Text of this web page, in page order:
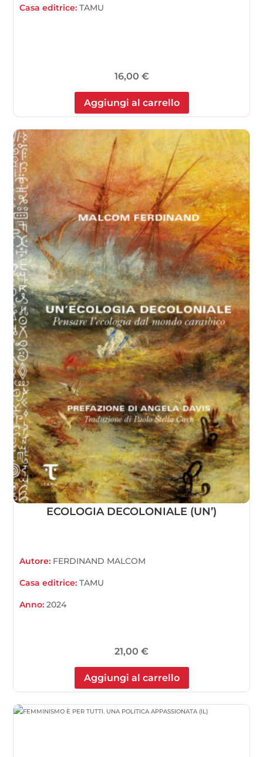
Casa editrice:TAMU
16,00 €
Aggiungi al carrello
ECOLOGIA DECOLONIALE (UN’)
Autore: FERDINAND MALCOM
Casa editrice:TAMU
Anno:2024
21,00 €
Aggiungi al carrello